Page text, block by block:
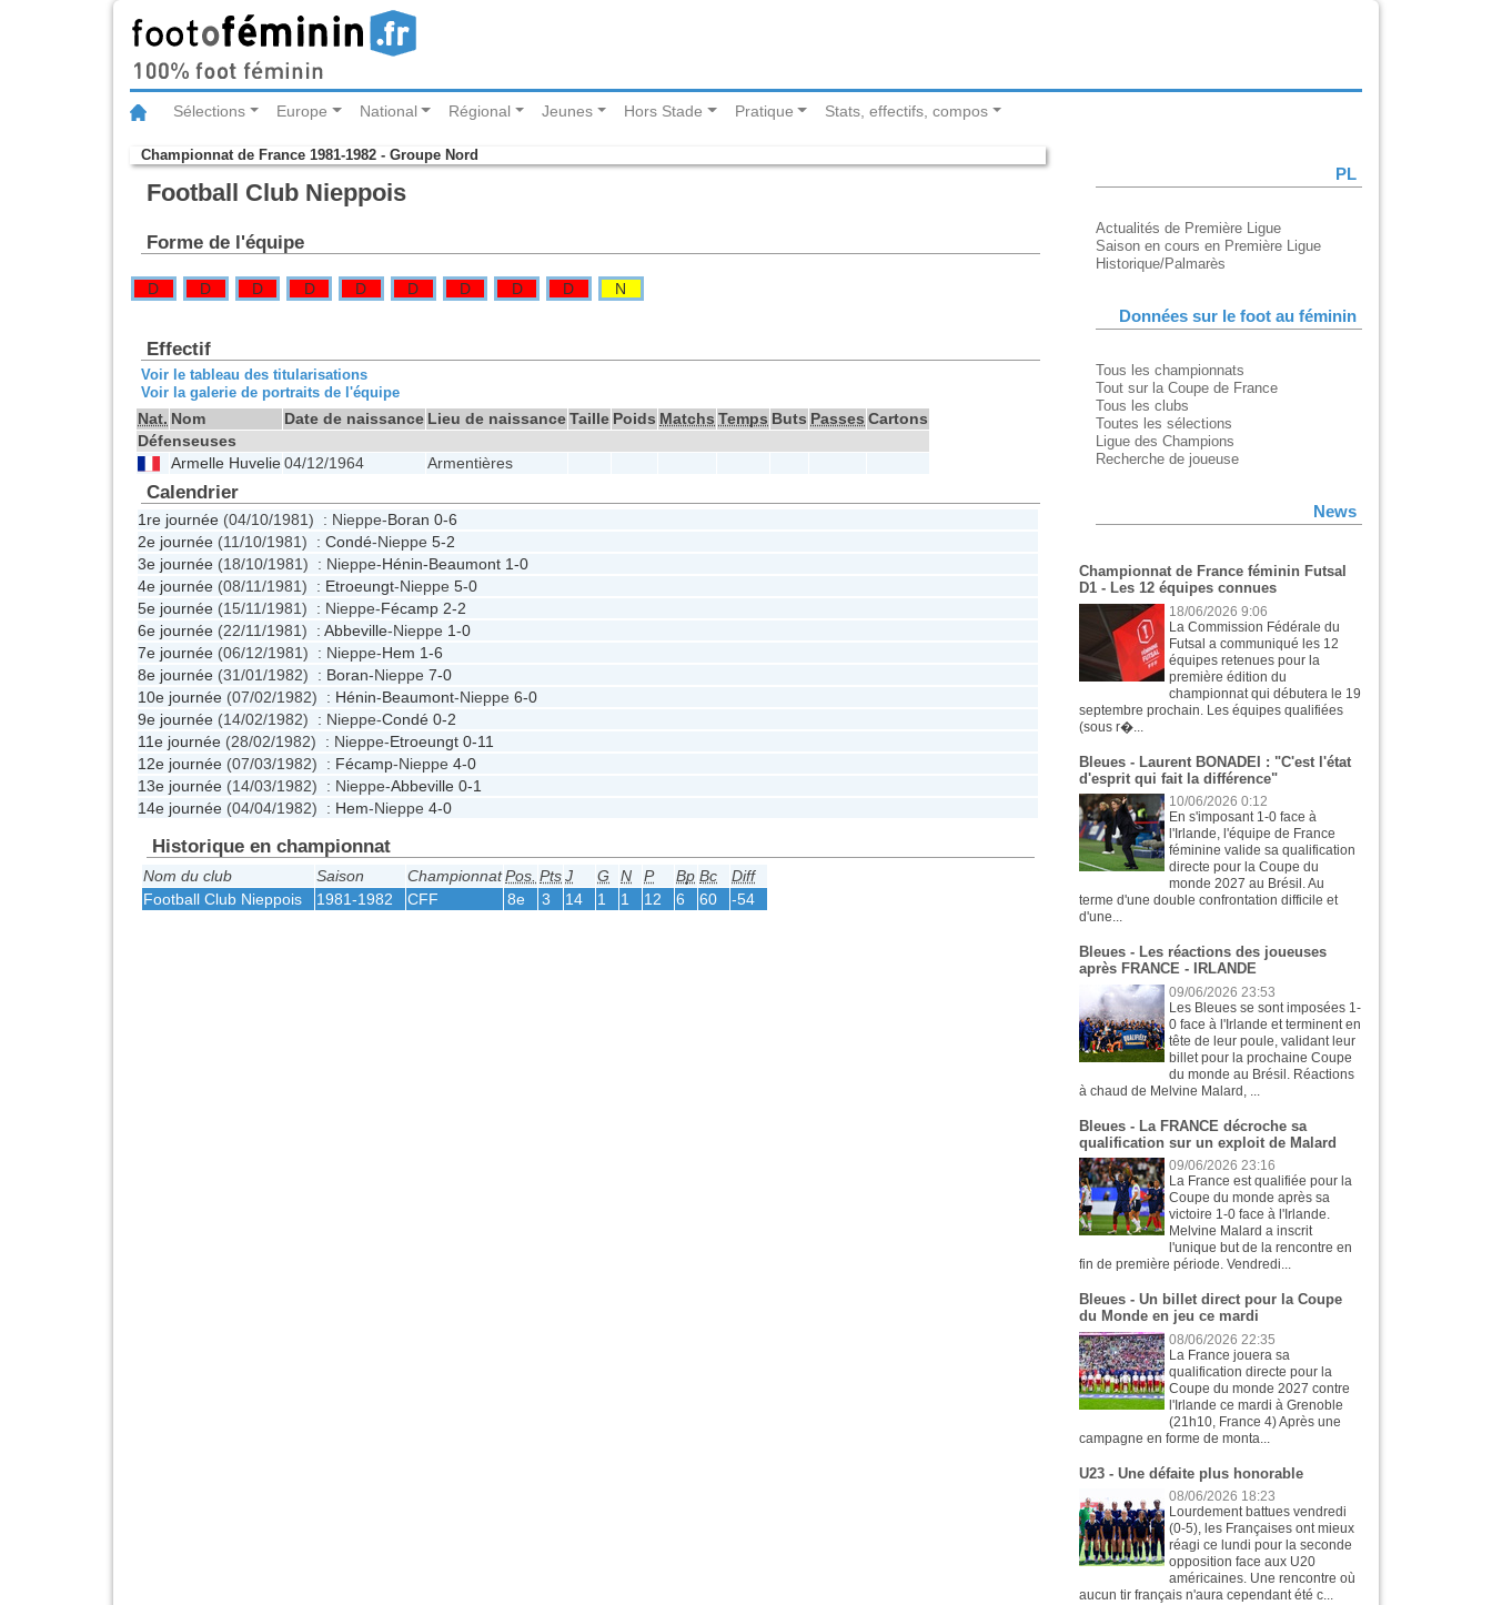
Sélections Europe National Régional Jeunes Hors Stade Pratique Stats, effectifs, compos
Championnat de France 1981-1982 - Groupe Nord
Football Club Nieppois
Forme de l'équipe
D D D D D D D D D N
Effectif
Voir le tableau des titularisations
Voir la galerie de portraits de l'équipe
Nat. Nom Date de naissance Lieu de naissance Taille Poids Matchs Temps Buts Passes Cartons
Défenseuses
Armelle Huvelie 04/12/1964 Armentières
Calendrier
1re journée (04/10/1981) : Nieppe-Boran 0-6
2e journée (11/10/1981) : Condé-Nieppe 5-2
3e journée (18/10/1981) : Nieppe-Hénin-Beaumont 1-0
4e journée (08/11/1981) : Etroeungt-Nieppe 5-0
5e journée (15/11/1981) : Nieppe-Fécamp 2-2
6e journée (22/11/1981) : Abbeville-Nieppe 1-0
7e journée (06/12/1981) : Nieppe-Hem 1-6
8e journée (31/01/1982) : Boran-Nieppe 7-0
10e journée (07/02/1982) : Hénin-Beaumont-Nieppe 6-0
9e journée (14/02/1982) : Nieppe-Condé 0-2
11e journée (28/02/1982) : Nieppe-Etroeungt 0-11
12e journée (07/03/1982) : Fécamp-Nieppe 4-0
13e journée (14/03/1982) : Nieppe-Abbeville 0-1
14e journée (04/04/1982) : Hem-Nieppe 4-0
Historique en championnat
Nom du club Saison ChampionnatPos. PtsJ G N P Bp Bc
Diff
Football Club Nieppois
1981-1982 CFF 8e 3 14 1 1 12 6 60 -54
PL
Actualités de Première Ligue
Saison en cours en Première Ligue
Historique/Palmarès
Données sur le foot au féminin
Tous les championnats
Tout sur la Coupe de France
Tous les clubs
Toutes les sélections
Ligue des Champions
Recherche de joueuse
News
Championnat de France féminin Futsal
D1 - Les 12 équipes connues
18/06/2026 9:06
La Commission Fédérale du
Futsal a communiqué les 12
équipes retenues pour la
première édition du
championnat qui débutera le 19
septembre prochain. Les équipes qualifiées
(sous r�...
Bleues - Laurent BONADEI : "C'est l'état
d'esprit qui fait la différence"
10/06/2026 0:12
En s'imposant 1-0 face à
l'Irlande, l'équipe de France
féminine valide sa qualification
directe pour la Coupe du
monde 2027 au Brésil. Au
terme d'une double confrontation difficile et
d'une...
Bleues - Les réactions des joueuses
après FRANCE - IRLANDE
09/06/2026 23:53
Les Bleues se sont imposées 1-
0 face à l'Irlande et terminent en
tête de leur poule, validant leur
billet pour la prochaine Coupe
du monde au Brésil. Réactions
à chaud de Melvine Malard, ...
Bleues - La FRANCE décroche sa
qualification sur un exploit de Malard
09/06/2026 23:16
La France est qualifiée pour la
Coupe du monde après sa
victoire 1-0 face à l'Irlande.
Melvine Malard a inscrit
l'unique but de la rencontre en
fin de première période. Vendredi...
Bleues - Un billet direct pour la Coupe
du Monde en jeu ce mardi
08/06/2026 22:35
La France jouera sa
qualification directe pour la
Coupe du monde 2027 contre
l'Irlande ce mardi à Grenoble
(21h10, France 4) Après une
campagne en forme de monta...
U23 - Une défaite plus honorable
08/06/2026 18:23
Lourdement battues vendredi
(0-5), les Françaises ont mieux
réagi ce lundi pour la seconde
opposition face aux U20
américaines. Une rencontre où
aucun tir français n'aura cependant été c...